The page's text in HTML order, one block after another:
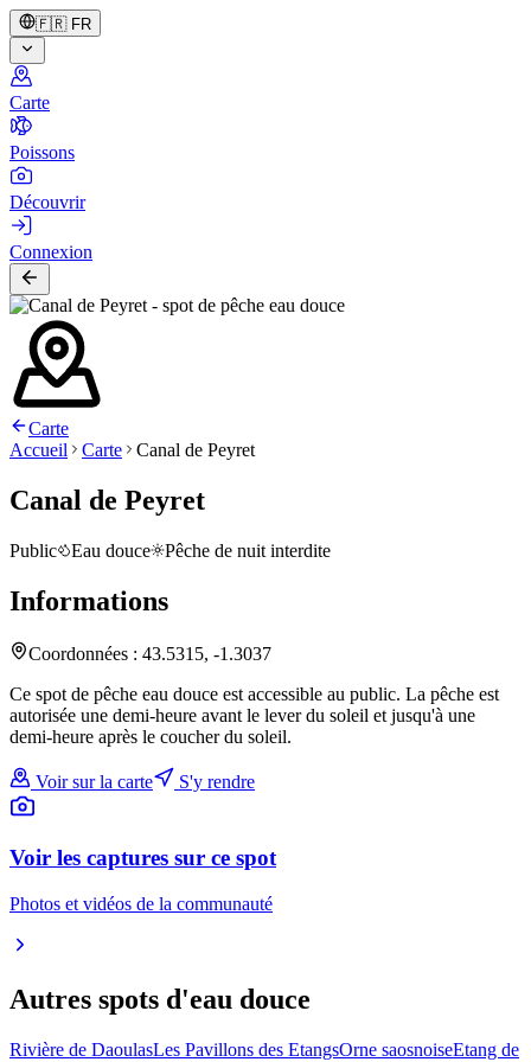
🇫🇷 FR
Carte
Poissons
Découvrir
Connexion
Carte
Accueil
Carte Canal de Peyret
Canal de Peyret
Public Eau douce Pêche de nuit interdite
Informations
Coordonnées : 43.5315, -1.3037
Ce spot de pêche eau douce est accessible au public. La pêche est
autorisée une demi-heure avant le lever du soleil et jusqu'à une
demi-heure après le coucher du soleil.
Voir sur la carte S'y rendre
Voir les captures sur ce spot
Photos et vidéos de la communauté
Autres spots d'eau douce
Rivière de DaoulasLes Pavillons des EtangsOrne saosnoiseEtang de